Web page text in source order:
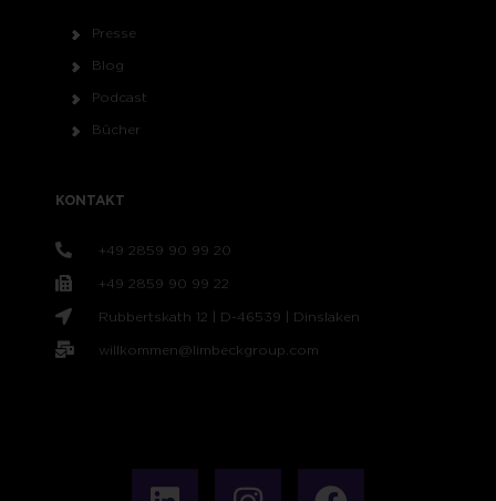
Presse
Blog
Podcast
Bücher
KONTAKT
+49 2859 90 99 20
+49 2859 90 99 22
Rubbertskath 12 | D-46539 | Dinslaken
willkommen@limbeckgroup.com